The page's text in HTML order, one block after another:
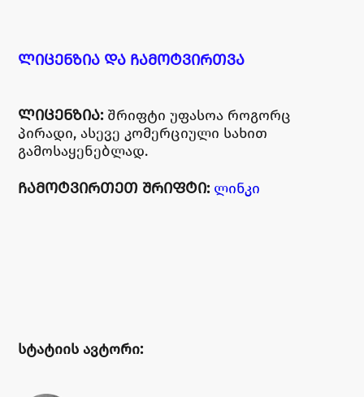
ᲚᲘᲪᲔᲜᲖᲘᲐ ᲓᲐ ᲩᲐᲛᲝᲢᲕᲘᲠᲗᲕᲐ
ᲚᲘᲪᲔᲜᲖᲘᲐ: შრიფტი უფასოა როგორც
პირადი, ასევე კომერციული სახით
გამოსაყენებლად.
ᲩᲐᲛᲝᲢᲕᲘᲠᲗᲔᲗ ᲨᲠᲘᲤᲢᲘ: ლინკი
სტატიის ავტორი: